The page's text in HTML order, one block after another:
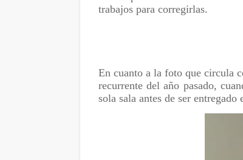
trabajos para corregirlas.
En cuanto a la foto que circula
recurrente del año pasado,
sola sala antes de ser